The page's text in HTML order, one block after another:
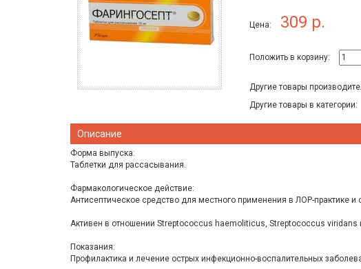
Цена: 309 р.
Положить в корзину:
Другие товары
Другие товары в категории:
Описание
Форма выпуска:
Таблетки для рассасывания.
Фармакологическое действие:
Антисептическое средство для местного применения в ЛОР-практике и
Активен в отношении Streptococcus haemoliticus, Streptococcus viridans
Показания:
Профилактика и лечение острых инфекционно-воспалительных